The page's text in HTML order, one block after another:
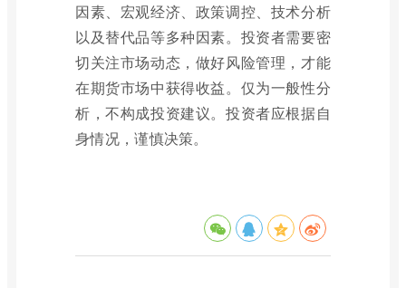
因素、宏观经济、政策调控、技术分析
以及替代品等多种因素。投资者需要密
切关注市场动态，做好风险管理，才能
在期货市场中获得收益。仅为一般性分
析，不构成投资建议。投资者应根据自
身情况，谨慎决策。